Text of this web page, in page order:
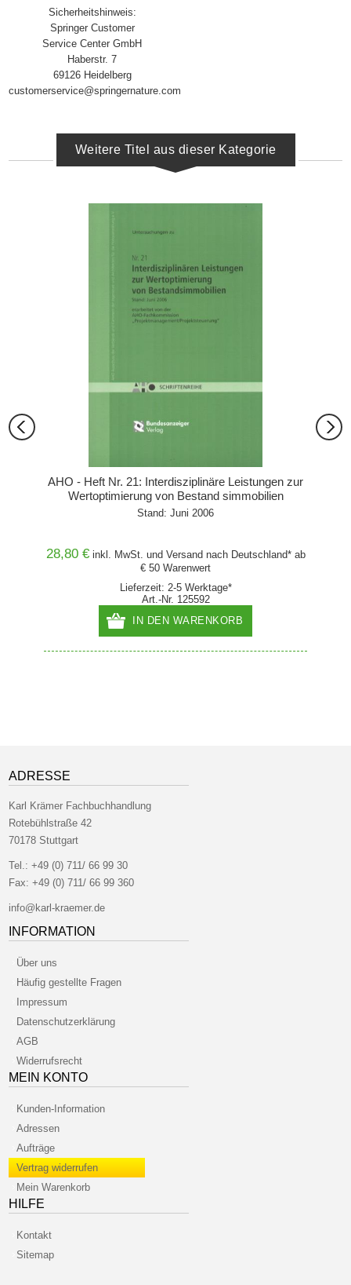
Sicherheitshinweis:
Springer Customer
Service Center GmbH
Haberstr. 7
69126 Heidelberg
customerservice@springernature.com
Weitere Titel aus dieser Kategorie
AHO - Heft Nr. 21: Interdisziplinäre Leistungen zur
Wertoptimierung von Bestand simmobilien
Stand: Juni 2006
28,80 € inkl. MwSt. und Versandnach Deutschland* ab
€ 50 Warenwert
Lieferzeit: 2-5 Werktage*
Art.-Nr. 125592
IN DEN WARENKORB
ADRESSE
Karl Krämer Fachbuchhandlung
Rotebühlstraße 42
70178 Stuttgart
Tel.:+49 (0) 711/ 66 99 30
Fax: +49 (0) 711/ 66 99 360
info@karl-kraemer.de
INFORMATION
Über uns
Häufig gestellte Fragen
Impressum
Datenschutzerklärung
AGB
Widerrufsrecht
MEIN KONTO
Kunden-Information
Adressen
Aufträge
Vertrag widerrufen
Mein Warenkorb
HILFE
Kontakt
Sitemap